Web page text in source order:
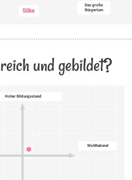
Silke
Das große
Bürgertum
und gebildet?
Hoher Bildungsstand
Wohlhabend